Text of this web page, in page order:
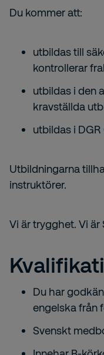
Du kommer att:
utbildas till
kontrollerar
utbildas i den
kravställda
utbildas i DGR
Utbildningarna
instruktörer.
Vi är trygghet. Vi är
Du har
engelska från
Svenskt